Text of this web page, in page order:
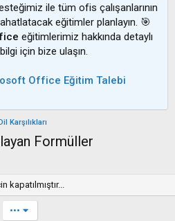
ile tüm ofis çalışanlarının
eğitimler planlayın. 🎯
eğitimlerimiz hakkında detaylı
bilgi için bize ulaşın.
Office Eğitim Talebi
Karşılıkları
Formüller
kapatılmıştır...
•••